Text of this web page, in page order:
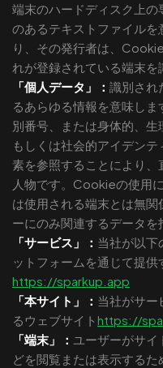
端末のハードディスク上
のあるテキストファイル
り、その発行者は、
れが登録されている端末を
「個人データ」： 識別され
るあらゆる情報を意味し
別番号、または身体的、
もしくは社会的アイデン
素を参照することにより
人物です。Cookieの使用
は使用される端末とは無
ーにのみ関連するデータを
「サービス」： 当社が以下
ットフォームを通じて提供
https://sparkup.app
「本サイト」： 当社がサー
るウェブサイト https://
「端末」： ユーザーがサイ
どを閲覧または表示する